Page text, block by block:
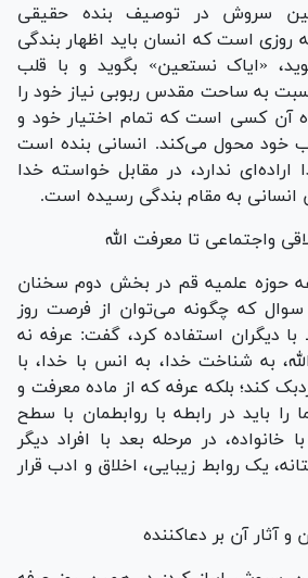
سروش در توصیف بنده حقیقی
روزی است که انسان باید اظهار بندگی
«ایاک نستعین» بگوید و با قلب
به ساحت مقدس ربوبی نیاز خود را
آن کسی است که تمام اختیار خود و
خود محول می‌کند. انسانی بنده است
اراده‌ای ندارد، در مقابل خواسته خدا
انسانی به مقام بندگی رسیده است.
واجتماعی تا معرفت الله
حوزه علمیه قم در بخش دوم سخنان
که چگونه می‌توان از فرصت روز
با دیگران استفاده کرد، گفت: عرفه نه
به شناخت خدا، به انس با خدا، با
کند؛ بلکه عرفه که از ماده معرفت و
باید در رابطه با روابطمان با سطح
خانواده، در مرحله بعد با افراد دیگر
یک روابط زیبایی، اخلاق و ادب قرار
آثار آن بر دعاکننده